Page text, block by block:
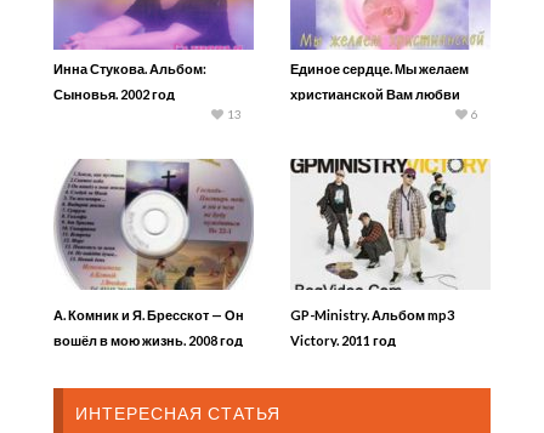
Инна Стукова. Альбом:
Сыновья. 2002 год
13
Единое сердце. Мы желаем
христианской Вам любви
6
А. Комник и Я. Бресскот — Он
вошёл в мою жизнь. 2008 год
GP-Ministry. Альбом mp3
Victory. 2011 год
ИНТЕРЕСНАЯ СТАТЬЯ